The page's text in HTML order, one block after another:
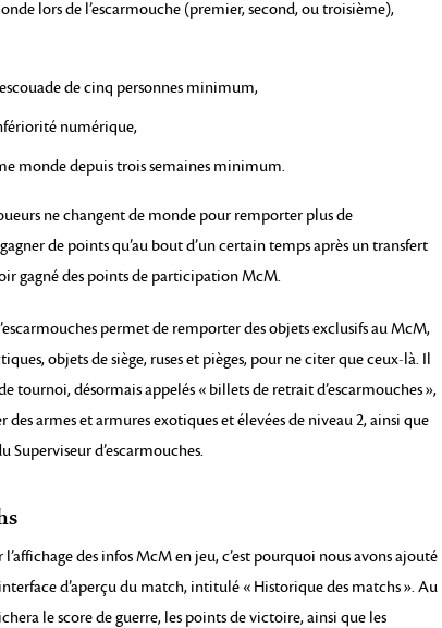
lors de l’escarmouche (premier, second, ou troisième),
de cinq personnes minimum,
numérique,
monde depuis trois semaines minimum.
ne changent de monde pour remporter plus de
de points qu’au bout d’un certain temps après un transfert
gagné des points de participation McM.
permet de remporter des objets exclusifs au McM,
objets de siège, ruses et pièges, pour ne citer que ceux-là. Il
tournoi, désormais appelés « billets de retrait d’escarmouches »,
armes et armures exotiques et élevées de niveau 2, ainsi que
Superviseur d’escarmouches.
des infos McM en jeu, c’est pourquoi nous avons ajouté
d’aperçu du match, intitulé « Historique des matchs ». Au
le score de guerre, les points de victoire, ainsi que les